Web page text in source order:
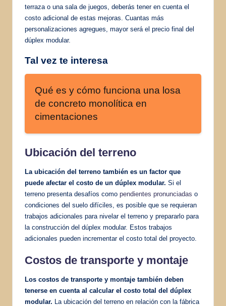
terraza o una sala de juegos, deberás tener en cuenta el
costo adicional de estas mejoras. Cuantas más
personalizaciones agregues, mayor será el precio final del
dúplex modular.
Tal vez te interesa
Qué es y cómo funciona una losa
de concreto monolítica en
cimentaciones
Ubicación del terreno
La ubicación del terreno también es un factor que
puede afectar el costo de un dúplex modular. Si el
terreno presenta desafíos como pendientes pronunciadas o
condiciones del suelo difíciles, es posible que se requieran
trabajos adicionales para nivelar el terreno y prepararlo para
la construcción del dúplex modular. Estos trabajos
adicionales pueden incrementar el costo total del proyecto.
Costos de transporte y montaje
Los costos de transporte y montaje también deben
tenerse en cuenta al calcular el costo total del dúplex
modular. La ubicación del terreno en relación con la fábrica